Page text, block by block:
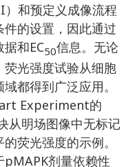
和预定义成像流程
的设置，因此通过
和EC50信息。无论
光强度试验从细胞
都得到广泛应用。
Experiment的
明场图像中无标记
荧光强度的示例。
pMAPK剂量依赖性